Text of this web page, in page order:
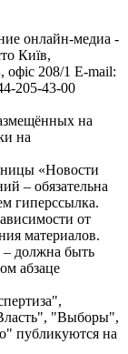
онлайн-медиа -
Київ,
208/1 E-mail:
205-43-00
на
на
«Новости
– обязательна
гиперссылка.
от
материалов.
– должна быть
абзаце
"Выборы",
публикуются на